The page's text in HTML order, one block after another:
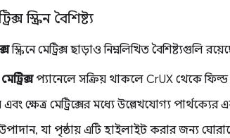
স্ক্রিন বৈশিষ্ট্য
স্ক্রিনে মেট্রিক্স ছাড়াও নিম্নলিখিত বৈশিষ্ট্যগুলি
প্যানেলে সক্রিয় থাকলে CrUX থেকে ফিল্ড
এবং ক্ষেত্র মেট্রিক্সের মধ্যে উল্লেখযোগ্য
যা পৃষ্ঠায় এটি হাইলাইট করার জন্য